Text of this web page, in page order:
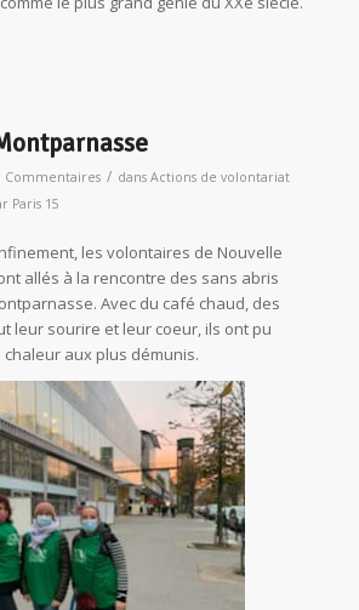
Commentaires / dans Actions de volontariat
Paris 15
les volontaires de Nouvelle
allés à la rencontre des sans abris
Avec du café chaud, des
leur sourire et leur coeur, ils ont pu
aux plus démunis.